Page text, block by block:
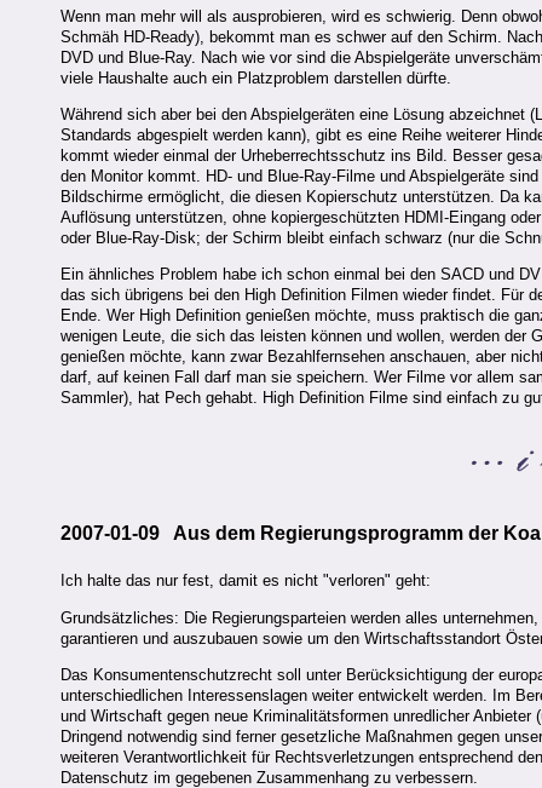
Wenn man mehr will als ausprobieren, wird es schwierig. Denn
Schmäh HD-Ready), bekommt man es schwer auf den Schirm.
DVD und Blue-Ray. Nach wie vor sind die Abspielgeräte
viele Haushalte auch ein Platzproblem darstellen dürfte.
Während sich aber bei den Abspielgeräten eine Lösung abzeichnet
Standards abgespielt werden kann), gibt es eine Reihe weiterer
kommt wieder einmal der Urheberrechtsschutz ins Bild. Besser
den Monitor kommt. HD- und Blue-Ray-Filme und Abspielgeräte
Bildschirme ermöglicht, die diesen Kopierschutz unterstützen. Da
Auflösung unterstützen, ohne kopiergeschützten HDMI-Eingang
oder Blue-Ray-Disk; der Schirm bleibt einfach schwarz (nur die
Ein ähnliches Problem habe ich schon einmal bei den SACD und
das sich übrigens bei den High Definition Filmen wieder findet. Für
Ende. Wer High Definition genießen möchte, muss praktisch die
wenigen Leute, die sich das leisten können und wollen, werden der
genießen möchte, kann zwar Bezahlfernsehen anschauen, aber
darf, auf keinen Fall darf man sie speichern. Wer Filme vor allem
Sammler), hat Pech gehabt. High Definition Filme sind einfach zu
2007-01-09 Aus dem Regierungsprogramm der
Ich halte das nur fest, damit es nicht "verloren" geht:
Grundsätzliches: Die Regierungsparteien werden alles
garantieren und auszubauen sowie um den Wirtschaftsstandort
Das Konsumentenschutzrecht soll unter Berücksichtigung der
unterschiedlichen Interessenslagen weiter entwickelt werden. Im
und Wirtschaft gegen neue Kriminalitätsformen unredlicher
Dringend notwendig sind ferner gesetzliche Maßnahmen gegen
weiteren Verantwortlichkeit für Rechtsverletzungen entsprechend
Datenschutz im gegebenen Zusammenhang zu verbessern.